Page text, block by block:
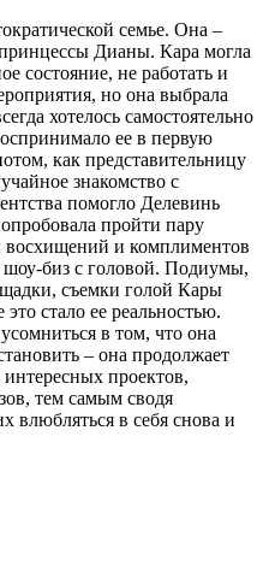
семье. Она –
Дианы. Кара могла
состояние, не работать и
но она выбрала
хотелось самостоятельно
ее в первую
как представительницу
знакомство с
помогло Делевинь
пройти пару
и комплиментов
шоу-биз с головой. Подиумы,
съемки голой Кары
стало ее реальностью.
в том, что она
– она продолжает
интересных проектов,
тем самым сводя
влюбляться в себя снова и